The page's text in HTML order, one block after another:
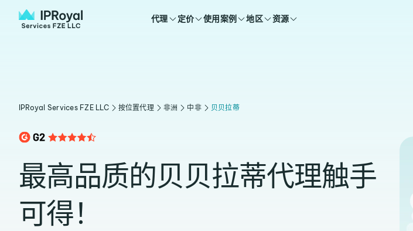
代理 定价 使用案例 地区 资源
IPRoyal Services FZE LLC 按位置代理 非洲 中非 贝贝拉蒂
最高品质的贝贝拉蒂代理触手
可得！